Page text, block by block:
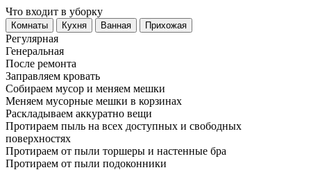
Что входит в уборку
Регу­лярная
Гене­ральная
После ремонта
Заправляем кровать
Собираем мусор и меняем мешки
Меняем мусорные мешки в корзинах
Раскладываем аккуратно вещи
Протираем пыль на всех доступных и свободных
поверхностях
Протираем от пыли торшеры и настенные бра
Протираем от пыли подоконники